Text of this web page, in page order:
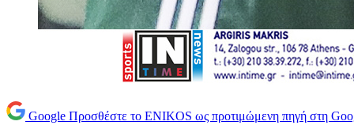
Google Προσθέστε το ENIKOS ως προτιμώμενη πηγή στη